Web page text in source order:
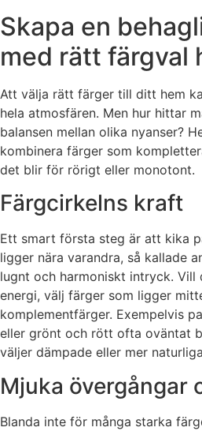
Skapa en
med rätt färgval
Att välja rätt färger till ditt hem
hela atmosfären. Men hur hittar
balansen mellan olika nyanser?
kombinera färger som
det blir för rörigt eller monotont.
Färgcirkelns kraft
Ett smart första steg är att kika
ligger nära varandra, så kallade
lugnt och harmoniskt intryck. Vill
energi, välj färger som ligger
komplementfärger. Exempelvis
eller grönt och rött ofta oväntat
väljer dämpade eller mer
Mjuka övergångar
Blanda inte för många starka